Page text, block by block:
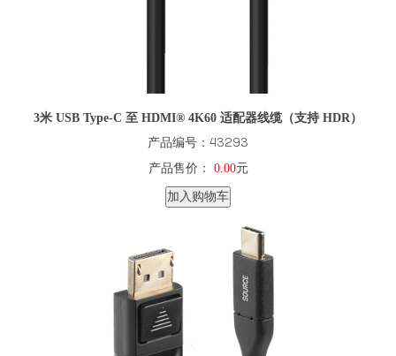
3米 USB Type-C 至 HDMI® 4K60 适配器线缆（支持 HDR）
产品编号：43293
产品售价： 0.00元
加入购物车